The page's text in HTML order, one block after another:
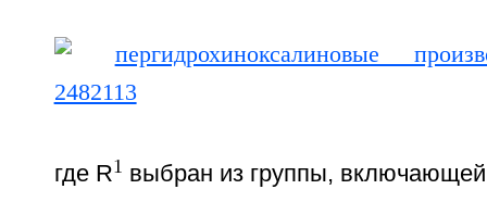
где R1 выбран из группы,